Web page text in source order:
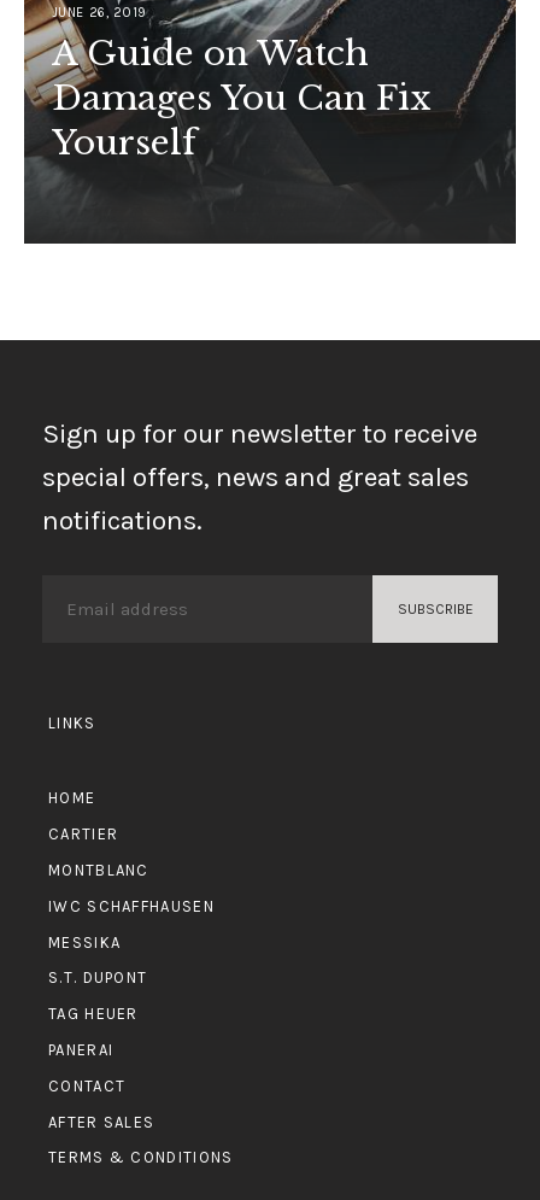
JUNE 26, 2019
A Guide on Watch
Damages You Can Fix
Yourself
Sign up for our newsletter to receive
special offers, news and great sales
notifications.
LINKS
HOME
CARTIER
MONTBLANC
IWC SCHAFFHAUSEN
MESSIKA
S.T. DUPONT
TAG HEUER
PANERAI
CONTACT
AFTER SALES
TERMS & CONDITIONS